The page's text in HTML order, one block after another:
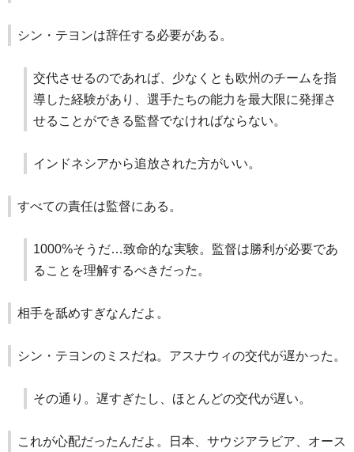
シン・テヨンは辞任する必要がある。
交代させるのであれば、少なくとも欧州のチームを指
導した経験があり、選手たちの能力を最大限に発揮さ
せることができる監督でなければならない。
インドネシアから追放された方がいい。
すべての責任は監督にある。
1000%そうだ…致命的な実験。監督は勝利が必要であ
ることを理解するべきだった。
相手を舐めすぎなんだよ。
シン・テヨンのミスだね。アスナウィの交代が遅かった。
その通り。遅すぎたし、ほとんどの交代が遅い。
これが心配だったんだよ。日本、サウジアラビア、オース